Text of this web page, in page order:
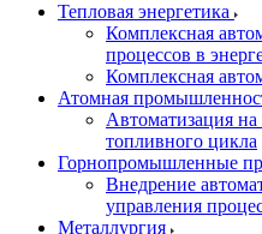
Тепловая энергетика
Комплексная
процессов в
Комплексная
Атомная
Автоматизация
топливного цикла
Горнопромышленные
Внедрение
управления
Металлургия